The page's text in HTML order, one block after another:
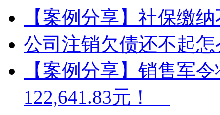
【案例分享】社保缴
公司注销欠债还不起
【案例分享】销售军
122,641.83元！